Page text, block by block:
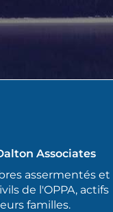
Associates
assermentés et
de l'OPPA, actifs
familles.